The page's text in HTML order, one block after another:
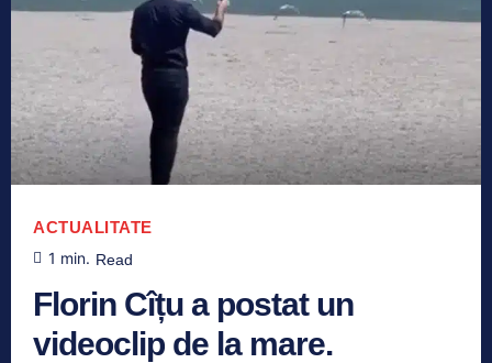
ACTUALITATE
1 min. Read
Florin Cîțu a postat un
videoclip de la mare.